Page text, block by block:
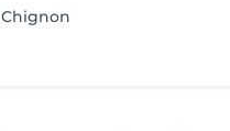
Chignon